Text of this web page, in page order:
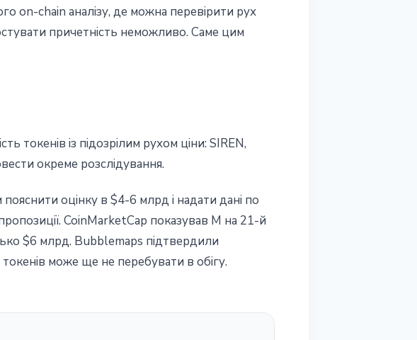
on-chain аналізу, де можна перевірити рух
причетність неможливо. Саме цим
токенів із підозрілим рухом ціни: SIREN,
окреме розслідування.
оцінку в $4-6 млрд і надати дані по
CoinMarketCap показував M на 21-й
$6 млрд. Bubblemaps підтвердили
може ще не перебувати в обігу.